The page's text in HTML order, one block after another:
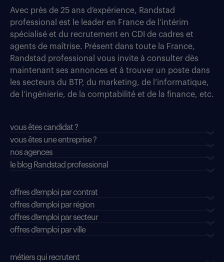
Avec près de 25 ans d’expérience, Randstad
professional est le leader en France de l’intérim
spécialisé et du recrutement en CDI de cadres et
agents de maîtrise. Présent dans toute la France,
Randstad professional vous invite à consulter dès
maintenant ses annonces et à trouver un poste dans
les secteurs du BTP, du marketing, de l’informatique,
de l’ingénierie, de la comptabilité et de la finance, etc.
vous êtes candidat ?
vous êtes une entreprise ?
nos agences
le blog Randstad professional
offres d'emploi par contrat
offres d'emploi par région
offres d'emploi par secteur
offres d’emploi par ville
métiers qui recrutent